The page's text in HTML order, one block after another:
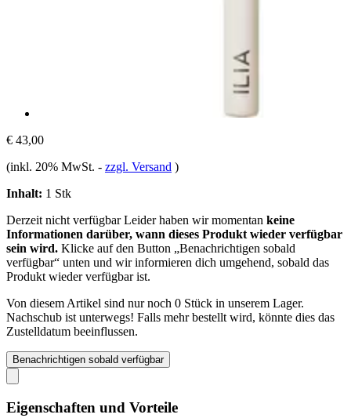
€ 43,00
(inkl. 20% MwSt. - zzgl. Versand )
Inhalt: 1 Stk
Derzeit nicht verfügbarLeider haben wir momentan keine
Informationen darüber, wann dieses Produkt wieder verfügbar
sein wird. Klicke auf den Button „Benachrichtigen sobald
verfügbar“ unten und wir informieren dich umgehend, sobald das
Produkt wieder verfügbar ist.
Von diesem Artikel sind nur noch 0 Stück in unserem Lager.
Nachschub ist unterwegs! Falls mehr bestellt wird, könnte dies das
Zustelldatum beeinflussen.
Benachrichtigen sobald verfügbar
Eigenschaften und Vorteile